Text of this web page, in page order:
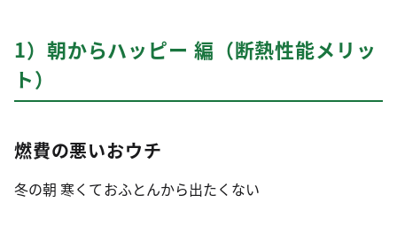
1）朝からハッピー 編（断熱性能メリッ
ト）
燃費の悪いおウチ
冬の朝 寒くておふとんから出たくない